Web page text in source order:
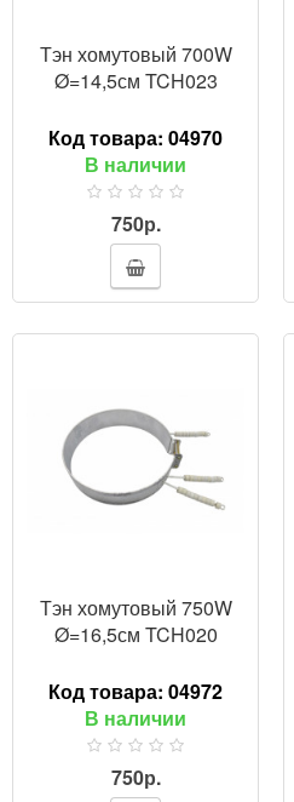
Тэн хомутовый 700W
Ø=14,5см TCH023
Код товара: 04970
В наличии
750р.
Тэн хомутовый 750W
Ø=16,5см TCH020
Код товара: 04972
В наличии
750р.